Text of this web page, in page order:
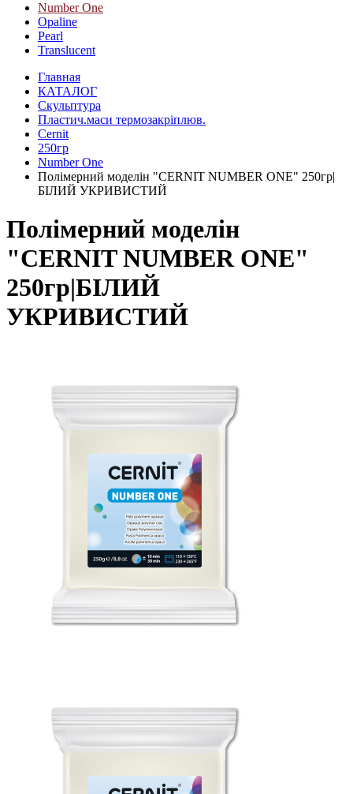
Number One
Opaline
Pearl
Translucent
Главная
КАТАЛОГ
Скульптура
Пластич.маси термозакріплюв.
Cernit
250гр
Number One
Полімерний моделін "CERNIT NUMBER ONE" 250гр|
БІЛИЙ УКРИВИСТИЙ
Полімерний моделін
"CERNIT NUMBER ONE"
250гр|БІЛИЙ
УКРИВИСТИЙ